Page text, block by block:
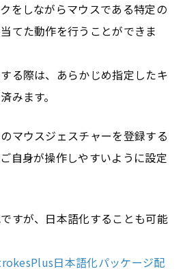
をしながらマウスである特定の
てた動作を行うことができま
る際は、あらかじめ指定したキ
みます。
マウスジェスチャーを登録する
自身が操作しやすいように設定
すが、日本語化することも可能
日本語化パッケージ配